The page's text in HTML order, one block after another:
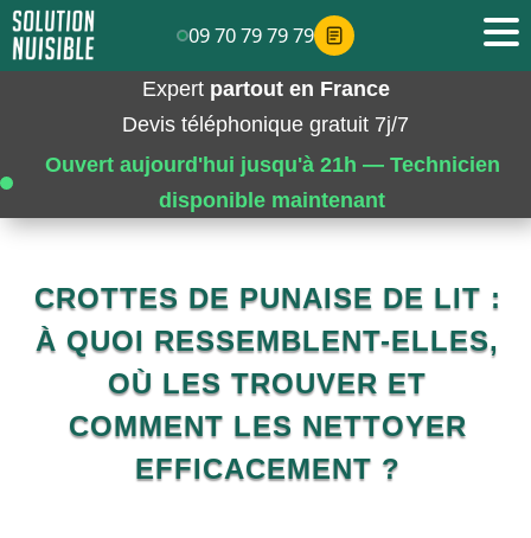
Expert partout en France
Devis téléphonique gratuit 7j/7
Ouvert aujourd'hui jusqu'à 21h — Technicien
disponible maintenant
CROTTES DE PUNAISE DE LIT :
À QUOI RESSEMBLENT-ELLES,
OÙ LES TROUVER ET
COMMENT LES NETTOYER
EFFICACEMENT ?
09 70 79 79 79